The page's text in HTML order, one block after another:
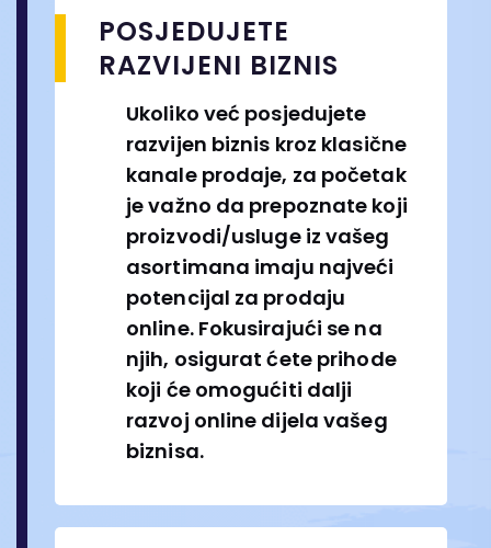
POSJEDUJETE
RAZVIJENI BIZNIS
Ukoliko već posjedujete
razvijen biznis kroz klasične
kanale prodaje, za početak
je važno da prepoznate koji
proizvodi/usluge iz vašeg
asortimana imaju najveći
potencijal za prodaju
online. Fokusirajući se na
njih, osigurat ćete prihode
koji će omogućiti dalji
razvoj online dijela vašeg
biznisa.